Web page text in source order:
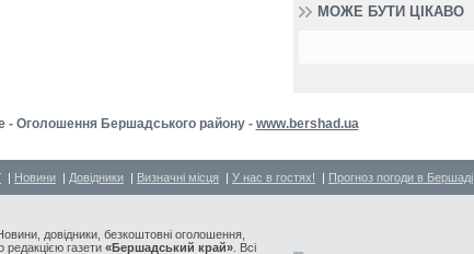
МОЖЕ БУТИ ЦІКАВО
- Оголошення Бершадського району - www.bershad.ua
| Новини | Довідники | Визначні місця | У нас в гостях! | Прогноз погоди в Бершаді
довідники, безкоштовні оголошення,
редакцією газети «Бершадський край» . Всі